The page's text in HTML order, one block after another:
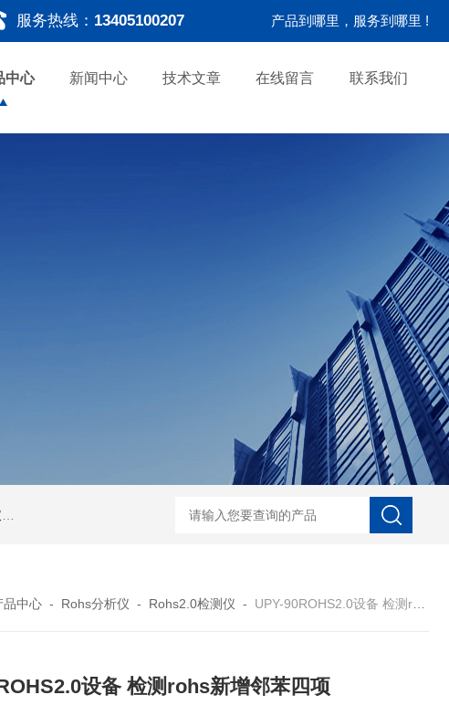
服务热线： 13405100207 产品到哪里，服务到哪里 !
中心 新闻中心 技术文章 在线留言 联系我们
ISD-NI-RX85-G13工业用3D显微X射线CT扫描设备 EDX1800BRohs指令环
品中心 - Rohs分析仪 - Rohs2.0检测仪 - UPY-90ROHS2.0设备 检测rohs新增邻苯四项
设备 检测rohs新增邻苯四项